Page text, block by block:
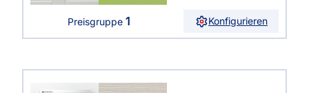
Preisgruppe 1 Konfigurieren